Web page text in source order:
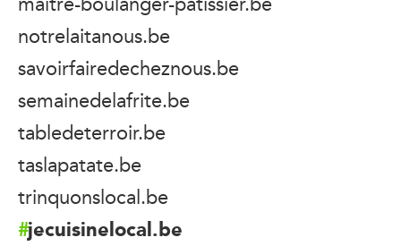
notrelaitanous.be
savoirfairedecheznous.be
semainedelafrite.be
tabledeterroir.be
taslapatate.be
trinquonslocal.be
jecuisinelocal.be